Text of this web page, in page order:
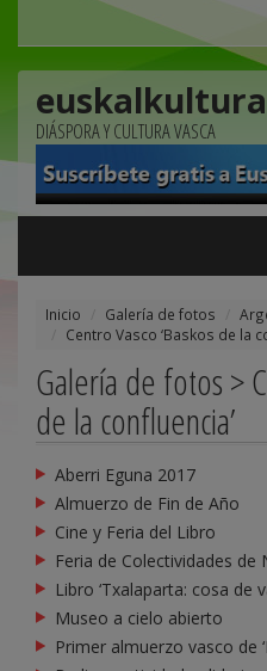
DIÁSPORA Y CULTURA VASCA
Inicio Galería de fotos
Centro Vasco ‘Baskos de la
Galería de fotos >
de la confluencia’
Aberri Eguna 2017
Almuerzo de Fin de Año
Cine y Feria del Libro
Feria de Colectividades de
Libro ‘Txalaparta: cosa de
Museo a cielo abierto
Primer almuerzo vasco de